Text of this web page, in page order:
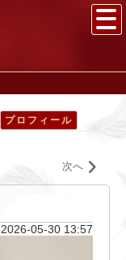
プロフィール
次へ
2026-05-30 13:57